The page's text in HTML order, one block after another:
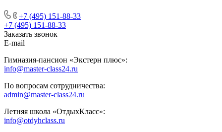
+7 (495) 151-88-33
+7 (495) 151-88-33
Заказать звонок
E-mail
Гимназия-пансион «Экстерн плюс»:
info@master-class24.ru
По вопросам сотрудничества:
admin@master-class24.ru
Летняя школа «ОтдыхКласс»:
info@otdyhclass.ru